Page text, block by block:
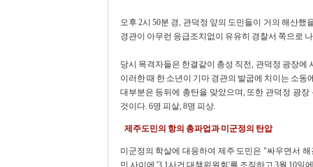
오후 2시 50분 경, 관덕정 앞의 도민들이 거의 해산
경관이 아무런 응급조치없이 유유히 경찰서 쪽으로
당시 목격자들은 한결같이 총성 직전, 관덕정 광장
이러한 때 한 소년이 기마 경관의 발굽에 치이는 소
대부분은 등뒤에 총탄을 맞았으며, 또한 관덕정 광
것이다. 6명 피살, 8명 피상.
제주도민의 항의 총파업과 미군정의 탄압
미군정의 학살에 대응하여 제주 도민은 "싸우면서
민 사이에 '3,1사건 대책위원회'를 조직하고 3월 10